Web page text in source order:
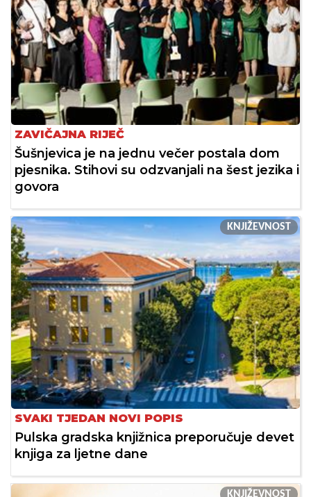
ZAVIČAJNA RIJEČ
Šušnjevica je na jednu večer postala dom
pjesnika. Stihovi su odzvanjali na šest jezika i
govora
KNJIŽEVNOST
SVAKI TJEDAN NOVI POPIS
Pulska gradska knjižnica preporučuje devet
knjiga za ljetne dane
KNJIŽEVNOST